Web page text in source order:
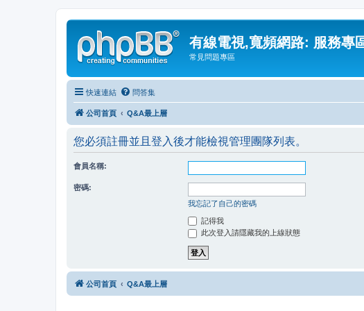
有線電視,寬頻網路: 服務專
常見問題專區
快速連結 問答集
公司首頁 Q&A最上層
您必須註冊並且登入後才能檢視管理團隊列表。
會員名稱:
密碼:
我忘記了自己的密碼
記得我
此次登入請隱藏我的上線狀態
公司首頁 Q&A最上層